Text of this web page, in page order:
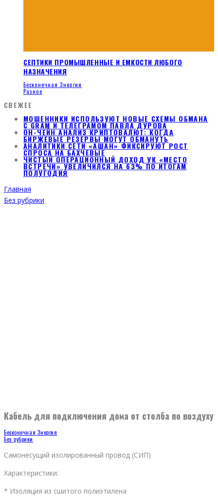
СЕПТИКИ ПРОМЫШЛЕННЫЕ И ЕМКОСТИ ЛЮБОГО
НАЗНАЧЕНИЯ
Бесконечная Энергия
Разное
СВЕЖЕЕ
МОШЕННИКИ ИСПОЛЬЗУЮТ НОВЫЕ СХЕМЫ ОБМАНА
С GRAM И ТЕЛЕГРАМОМ ПАВЛА ДУРОВА
ОН-ЧЕЙН АНАЛИЗ КРИПТОВАЛЮТ: КОГДА
БИРЖЕВЫЕ РЕЗЕРВЫ МОГУТ ОБМАНУТЬ
АНАЛИТИКИ СЕТИ «АШАН» ФИКСИРУЮТ РОСТ
СПРОСА НА БАХЧЕВЫЕ
ЧИСТЫЙ ОПЕРАЦИОННЫЙ ДОХОД УК «МЕСТО
ВСТРЕЧИ» УВЕЛИЧИЛСЯ НА 63% ПО ИТОГАМ
ПОЛУГОДИЯ
Главная
Без рубрики
Кабель для подключения дома от столба по воздуху
Бесконечная Энергия
Без рубрики
Самонесущий изолированный провод (СИП)
Характеристики:
* Изоляция из сшитого полиэтилена